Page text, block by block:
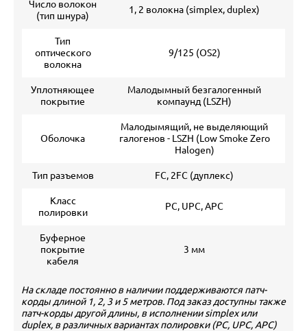
Число волокон
(тип шнура)
1, 2 волокна (simplex, duplex)
Тип
оптического
волокна
9/125 (ОS2)
Уплотняющее
покрытие
Малодымный безгалогенный
компаунд (LSZH)
Оболочка
Малодымящий, не выделяющий
галогенов - LSZH (Low Smoke Zero
Halogen)
Тип разъемов FC, 2FC (дуплекс)
Класс
полировки
PC, UPC, APC
Буферное
покрытие
кабеля
3 мм
На складе постоянно в наличии поддерживаются патч-
корды длиной 1, 2, 3 и 5 метров. Под заказ доступны также
патч-корды другой длины, в исполнении simplex или
duplex, в различных вариантах полировки (PC, UPC, APC)